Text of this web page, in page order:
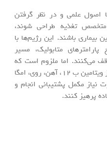
اصول علمی و در نظر گرفتن
متخصص تغذیه طراحی شوند،
بیماری باشند. این رژیم‌ها با
متابولیک، مسیر
می‌کنند. اما ملزوم است که
برنامه غذایی شامل منبع های غنی از ویتامین ب ۱۲، آهن، روی، امگا
نیاز مکمل پشتیبانی انجام و
پرهیز کنند.